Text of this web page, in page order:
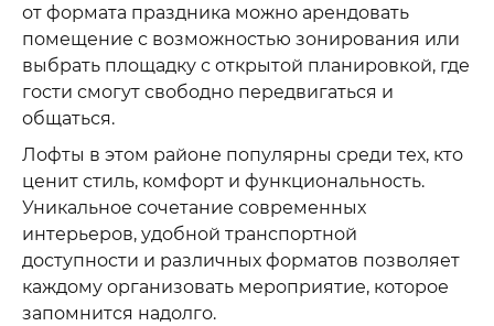
от формата праздника можно арендовать
помещение с возможностью зонирования или
выбрать площадку с открытой планировкой, где
гости смогут свободно передвигаться и
общаться.
Лофты в этом районе популярны среди тех, кто
ценит стиль, комфорт и функциональность.
Уникальное сочетание современных
интерьеров, удобной транспортной
доступности и различных форматов позволяет
каждому организовать мероприятие, которое
запомнится надолго.